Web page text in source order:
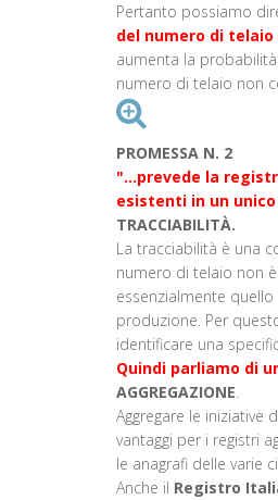
Pertanto possiamo
del numero di
aumenta la
numero di telaio non
PROMESSA N. 2
"...prevede la
esistenti in un
TRACCIABILITÀ.
La tracciabilità è una
numero di telaio non
essenzialmente quello
produzione. Per
identificare una
Quindi parliamo di
AGGREGAZIONE.
Aggregare le iniziative
vantaggi per i registri
le anagrafi delle varie
Anche il Registro